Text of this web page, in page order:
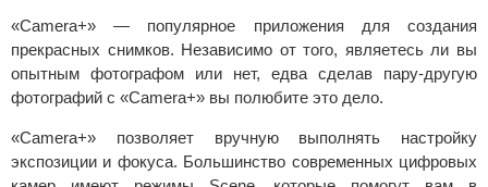
«Camera+» — популярное приложения для создания
прекрасных снимков. Независимо от того, являетесь ли вы
опытным фотографом или нет, едва сделав пару-другую
фотографий с «Camera+» вы полюбите это дело.
«Camera+» позволяет вручную выполнять настройку
экспозиции и фокуса. Большинство современных цифровых